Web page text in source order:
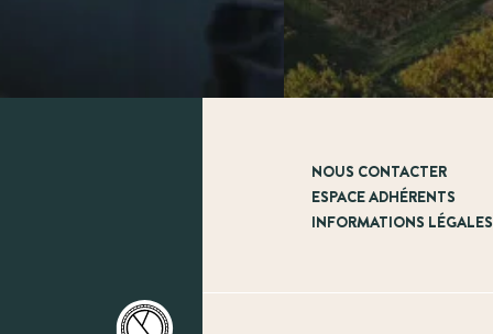
NOUS CONTACTER
ESPACE ADHÉRENTS
INFORMATIONS LÉGALES